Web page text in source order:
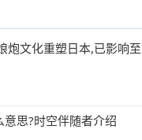
炮文化重塑日本,已影响至
思?时空伴随者介绍